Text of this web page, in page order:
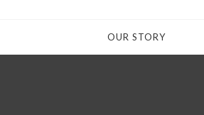
OUR STORY